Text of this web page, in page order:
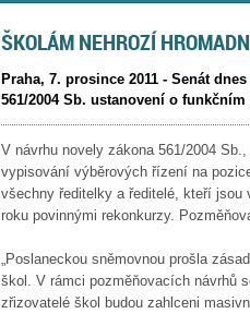
ŠKOLÁM NEHROZÍ
Praha, 7. prosince 2011 - Senát
561/2004 Sb. ustanovení o
V návrhu novely zákona 561/2004
vypisování výběrových řízení na
všechny ředitelky a ředitelé, kteří
roku povinnými rekonkurzy.
„Poslaneckou sněmovnou prošla
škol. V rámci pozměňovacích návrhů
zřizovatelé škol budou zahlceni